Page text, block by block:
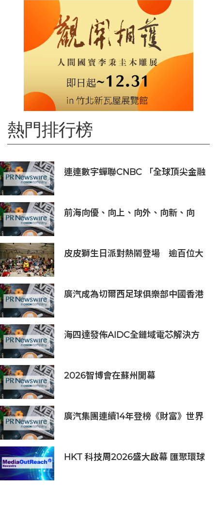
熱門排行榜
連連數字蟬聯CNBC 「全球頂尖金融
前海向優、向上、向外、向新、向
皮皮獅生日派對熱鬧登場 逾百位大
廣汽成為切爾西足球俱樂部中國香港
海四達發佈AIDC全鏈域電芯解決方
2026智博會在蘇州開幕
廣汽集團連續14年登榜《財富》世界
HKT 科技周2026盛大啟幕 匯聚環球